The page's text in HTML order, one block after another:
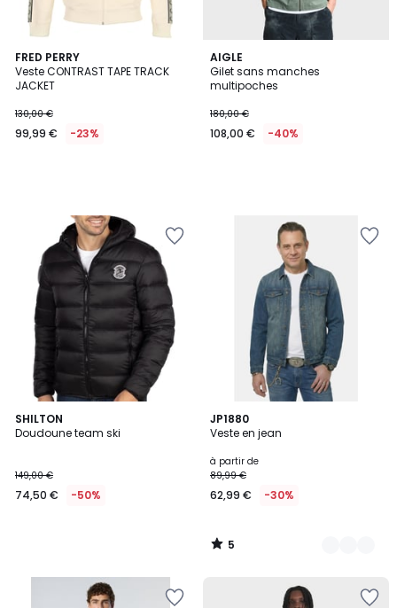
FRED PERRY
Veste CONTRAST TAPE TRACK
JACKET
130,00 €
99,99 € -23%
AIGLE
Gilet sans manches
multipoches
180,00 €
108,00 € -40%
SHILTON
Doudoune team ski
149,00 €
74,50 € -50%
JP1880
Veste en jean
à partir de
89,99 €
62,99 € -30%
5
/
4
Couleurs
5
/